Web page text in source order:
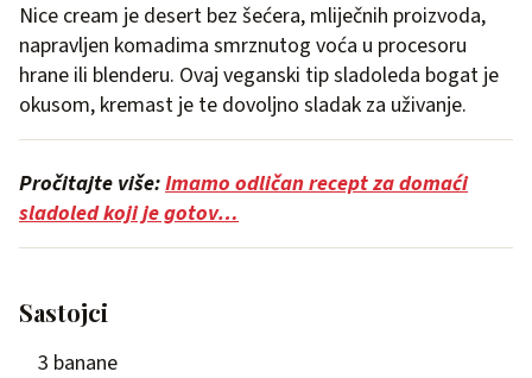
Nice cream je desert bez šećera, mliječnih proizvoda,
napravljen komadima smrznutog voća u procesoru
hrane ili blenderu. Ovaj veganski tip sladoleda bogat je
okusom, kremast je te dovoljno sladak za uživanje.
Pročitajte više:Imamo odličan recept za domaći
sladoled koji je gotov…
Sastojci
3 banane